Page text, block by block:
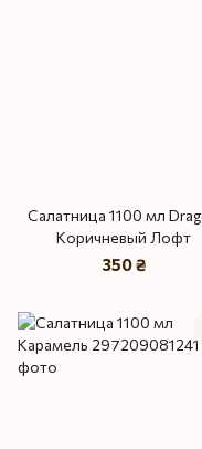
Салатница 1100 мл
Коричневый Лофт
350 ₴